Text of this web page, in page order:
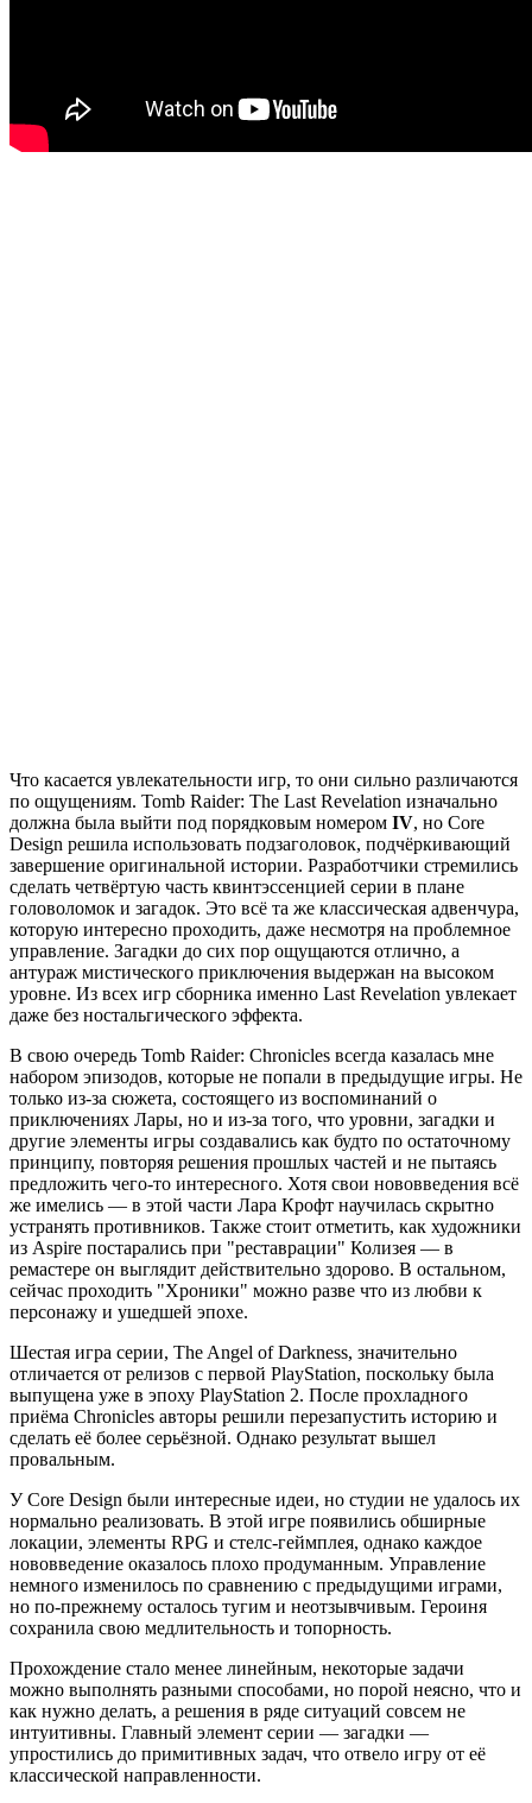
Что касается увлекательности игр, то они сильно различаются
по ощущениям. Tomb Raider: The Last Revelation изначально
должна была выйти под порядковым номером IV, но Core
Design решила использовать подзаголовок, подчёркивающий
завершение оригинальной истории. Разработчики стремились
сделать четвёртую часть квинтэссенцией серии в плане
головоломок и загадок. Это всё та же классическая адвенчура,
которую интересно проходить, даже несмотря на проблемное
управление. Загадки до сих пор ощущаются отлично, а
антураж мистического приключения выдержан на высоком
уровне. Из всех игр сборника именно Last Revelation увлекает
даже без ностальгического эффекта.
В свою очередь Tomb Raider: Chronicles всегда казалась мне
набором эпизодов, которые не попали в предыдущие игры. Не
только из-за сюжета, состоящего из воспоминаний о
приключениях Лары, но и из-за того, что уровни, загадки и
другие элементы игры создавались как будто по остаточному
принципу, повторяя решения прошлых частей и не пытаясь
предложить чего-то интересного. Хотя свои нововведения всё
же имелись — в этой части Лара Крофт научилась скрытно
устранять противников. Также стоит отметить, как художники
из Aspire постарались при "реставрации" Колизея — в
ремастере он выглядит действительно здорово. В остальном,
сейчас проходить "Хроники" можно разве что из любви к
персонажу и ушедшей эпохе.
Шестая игра серии, The Angel of Darkness, значительно
отличается от релизов с первой PlayStation, поскольку была
выпущена уже в эпоху PlayStation 2. После прохладного
приёма Chronicles авторы решили перезапустить историю и
сделать её более серьёзной. Однако результат вышел
провальным.
У Core Design были интересные идеи, но студии не удалось их
нормально реализовать. В этой игре появились обширные
локации, элементы RPG и стелс-геймплея, однако каждое
нововведение оказалось плохо продуманным. Управление
немного изменилось по сравнению с предыдущими играми,
но по-прежнему осталось тугим и неотзывчивым. Героиня
сохранила свою медлительность и топорность.
Прохождение стало менее линейным, некоторые задачи
можно выполнять разными способами, но порой неясно, что и
как нужно делать, а решения в ряде ситуаций совсем не
интуитивны. Главный элемент серии — загадки —
упростились до примитивных задач, что отвело игру от её
классической направленности.